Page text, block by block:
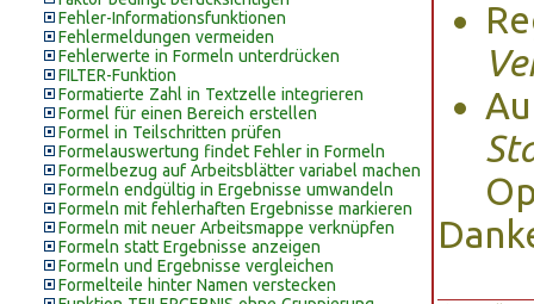
Fehler-Informationsfunktionen
Fehlermeldungen vermeiden
Fehlerwerte in Formeln unterdrücken
FILTER-Funktion
Formatierte Zahl in Textzelle integrieren
Formel für einen Bereich erstellen
Formel in Teilschritten prüfen
Formelauswertung findet Fehler in Formeln
Formelbezug auf Arbeitsblätter variabel machen
Formeln endgültig in Ergebnisse umwandeln
Formeln mit fehlerhaften Ergebnisse markieren
Formeln mit neuer Arbeitsmappe verknüpfen
Formeln statt Ergebnisse anzeigen
Formeln und Ergebnisse vergleichen
Formelteile hinter Namen verstecken